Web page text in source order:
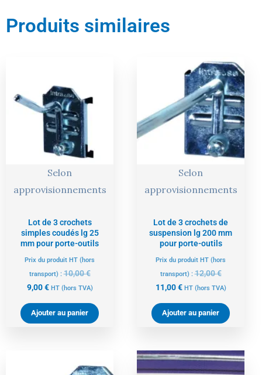
Produits similaires
Selon
approvisionnements
Lot de 3 crochets
simples coudés lg 25
mm pour porte-outils
Prix du produit HT (hors
transport) :10,00€
était :
9,00€
actuel
est :
9,00 €.
HT (hors TVA)
Ajouter au panier
Selon
approvisionnements
Lot de 3 crochets de
suspension lg 200 mm
pour porte-outils
Prix du produit HT (hors
transport) :12,00€
Le
prix
initial
était :
12,00 €.
11,00€
prix
actuel
est :
11,00 €.
HT (hors TVA)
Ajouter au panier
prix